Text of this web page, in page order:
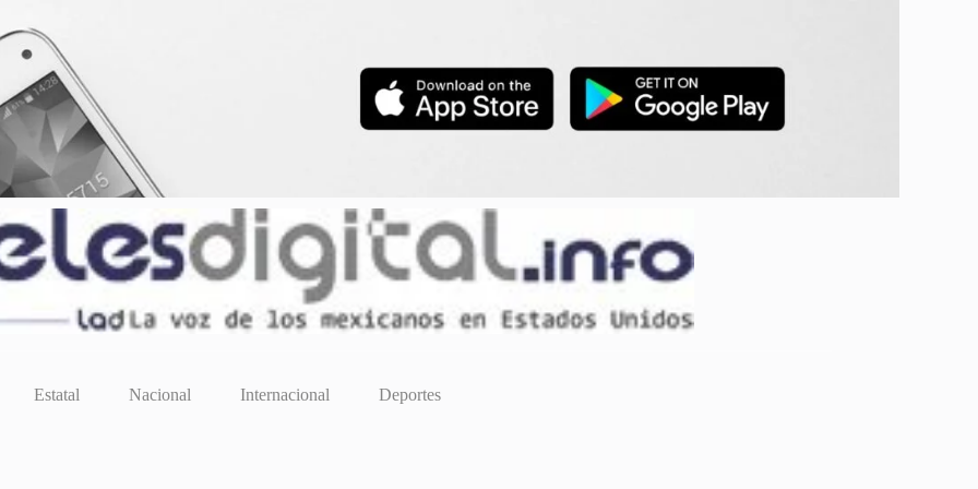
Estatal Nacional Internacional Deportes